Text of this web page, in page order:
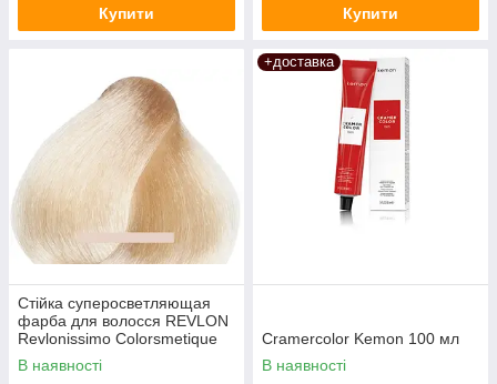
Купити Купити
Стійка суперосветляющая
фарба для волосся REVLON
Revlonissimo Colorsmetique
Intense Blondes 60 мл 1200
MN - Супер натуральний
В наявності
+доставка
Cramercolor Kemon 100 мл
В наявності